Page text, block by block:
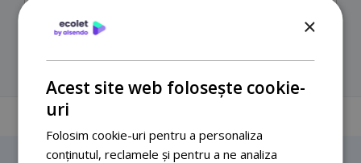
Căutare
×
Acest site web folosește cookie-
uri
Folosim cookie-uri pentru a personaliza
conținutul, reclamele și pentru a ne analiza